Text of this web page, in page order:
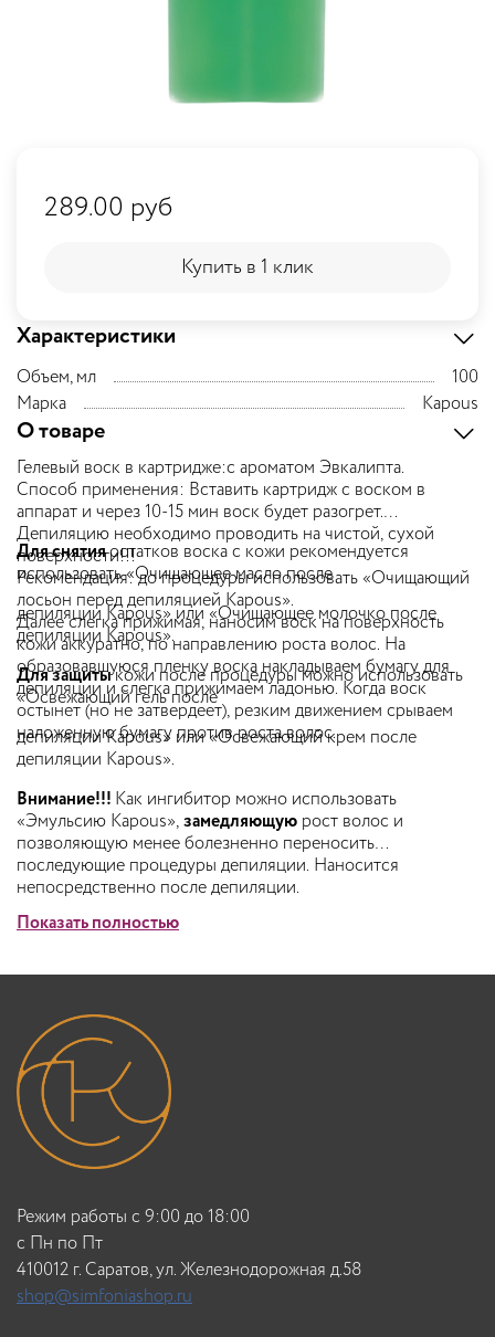
Характеристики
Объем, мл
100
Марка
Kapous
О товаре
Гелевый воск в картридже:с ароматом Эвкалипта.
Способ применения: Вставить картридж с воском в
аппарат и через 10-15 мин воск будет разогрет.
Депиляцию необходимо проводить на чистой, сухой
поверхности!!!
Рекомендация: до процедуры использовать «Очищающий
лосьон перед депиляцией Kapous».
Далее слегка прижимая, наносим воск на поверхность
кожи аккуратно, по направлению роста волос. На
образовавшуюся пленку воска накладываем бумагу для
депиляции и слегка прижимаем ладонью. Когда воск
остынет (но не затвердеет), резким движением срываем
наложенную бумагу против роста волос.
Для снятияостатков воска с кожи рекомендуется
использовать «Очищающее масло после
депиляции Kapous» или «Очищающее молочко после
депиляции Kapous».
Для защитыкожи после процедуры можно использовать
«Освежающий гель после
депиляции Kapous» или «Освежающий крем после
депиляции Kapous».
Внимание!!! Как ингибитор можно использовать
«Эмульсию Kapous»,замедляющую рост волос и
позволяющую менее болезненно переносить
последующие процедуры депиляции. Наносится
непосредственно после депиляции.
Показать полностью
289.00 руб
Купить в 1 клик
Купить в 1 клик
Режим работы с 9:00 до 18:00
c Пн по Пт
410012 г. Саратов, ул. Железнодорожная д.58
shop@simfoniashop.ru